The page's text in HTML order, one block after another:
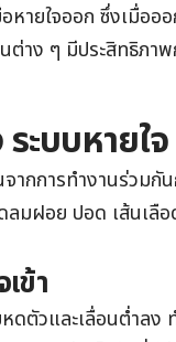
หายใจออก ซึ่งเมื่ออ
ต่าง ๆ มีประสิทธิภ
ะบบหายใจ
จากการทำงานร่วม
ลมฝอย ปอด เส้นเลื
ข้า
ดตัวและเลื่อนต่ำลง